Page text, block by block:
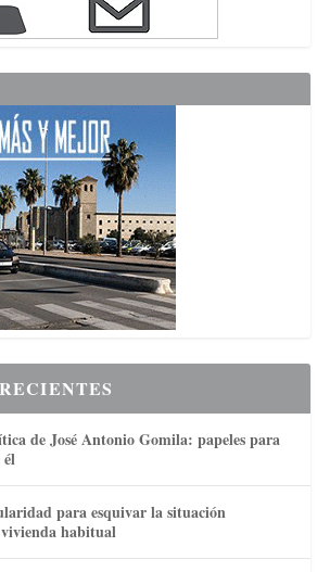
de José Antonio Gomila: papeles para
él
para esquivar la situación
habitual